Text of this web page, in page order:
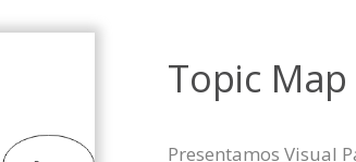
Topic
Presentamos Visual